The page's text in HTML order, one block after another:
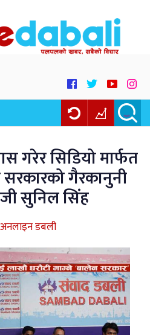
गरेर सिडियो मार्फत
सरकारको गैरकानुनी
सुनिल सिंह
अनलाइन डबली